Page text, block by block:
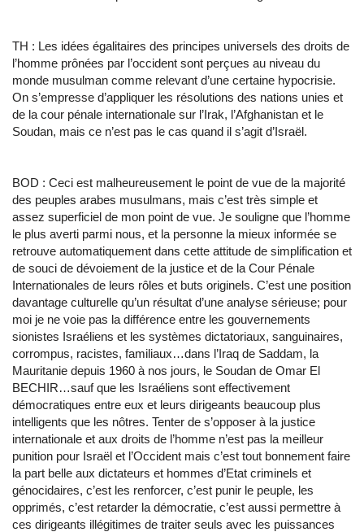
TH : Les idées égalitaires des principes universels des droits de
l’homme prônées par l’occident sont perçues au niveau du
monde musulman comme relevant d’une certaine hypocrisie.
On s’empresse d’appliquer les résolutions des nations unies et
de la cour pénale internationale sur l’Irak, l’Afghanistan et le
Soudan, mais ce n’est pas le cas quand il s’agit d’Israël.
BOD : Ceci est malheureusement le point de vue de la majorité
des peuples arabes musulmans, mais c’est très simple et
assez superficiel de mon point de vue. Je souligne que l’homme
le plus averti parmi nous, et la personne la mieux informée se
retrouve automatiquement dans cette attitude de simplification et
de souci de dévoiement de la justice et de la Cour Pénale
Internationales de leurs rôles et buts originels. C’est une position
davantage culturelle qu’un résultat d’une analyse sérieuse; pour
moi je ne voie pas la différence entre les gouvernements
sionistes Israéliens et les systèmes dictatoriaux, sanguinaires,
corrompus, racistes, familiaux…dans l’Iraq de Saddam, la
Mauritanie depuis 1960 à nos jours, le Soudan de Omar El
BECHIR…sauf que les Israéliens sont effectivement
démocratiques entre eux et leurs dirigeants beaucoup plus
intelligents que les nôtres. Tenter de s’opposer à la justice
internationale et aux droits de l’homme n’est pas la meilleur
punition pour Israël et l’Occident mais c’est tout bonnement faire
la part belle aux dictateurs et hommes d’Etat criminels et
génocidaires, c’est les renforcer, c’est punir le peuple, les
opprimés, c’est retarder la démocratie, c’est aussi permettre à
ces dirigeants illégitimes de traiter seuls avec les puissances